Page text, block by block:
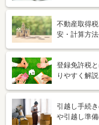
不動産取得
安・計算方
登録免許税
りやすく解説
引越し手続
や引越し準